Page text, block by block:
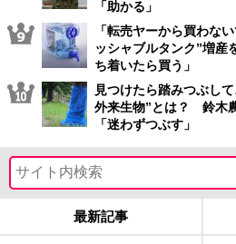
「助かる」
「転売ヤーから買わな
ッシャブルタンク”増
ち着いたら買う」
見つけたら踏みつぶし
外来生物”とは？ 鈴木
「迷わずつぶす」
最新記事